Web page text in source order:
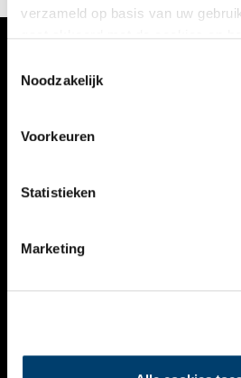
verzameld op basis van uw
Noodzakelijk
Voorkeuren
Statistieken
Marketing
VERHALEN
KALENDER
THEMA’S
VIDEO’S
CONTACT